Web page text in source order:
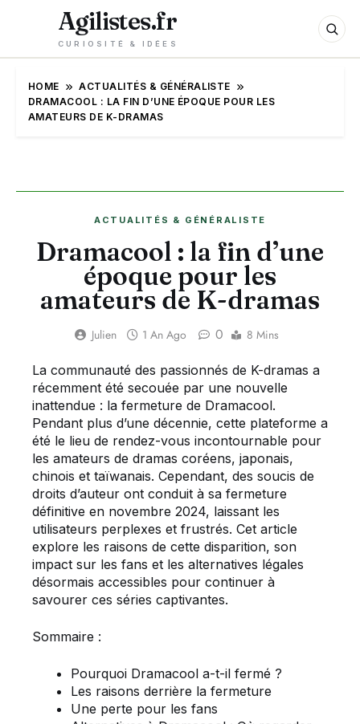
Agilistes.fr
CURIOSITÉ & IDÉES
HOME
ACTUALITÉS & GÉNÉRALISTE
DRAMACOOL : LA FIN D’UNE ÉPOQUE POUR LES
AMATEURS DE K-DRAMAS
ACTUALITÉS & GÉNÉRALISTE
Dramacool : la fin d’une
époque pour les
amateurs de K-dramas
Julien 1 An Ago 0 8 Mins
La communauté des passionnés de K-dramas a
récemment été secouée par une nouvelle
inattendue : la fermeture de Dramacool.
Pendant plus d’une décennie, cette plateforme a
été le lieu de rendez-vous incontournable pour
les amateurs de dramas coréens, japonais,
chinois et taïwanais. Cependant, des soucis de
droits d’auteur ont conduit à sa fermeture
définitive en novembre 2024, laissant les
utilisateurs perplexes et frustrés. Cet article
explore les raisons de cette disparition, son
impact sur les fans et les alternatives légales
désormais accessibles pour continuer à
savourer ces séries captivantes.
Sommaire :
Pourquoi Dramacool a-t-il fermé ?
Les raisons derrière la fermeture
Une perte pour les fans